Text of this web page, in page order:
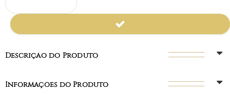
Descrição do Produto
Informações do Produto